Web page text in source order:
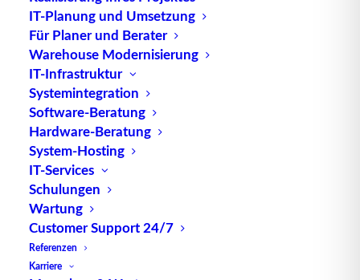
IT-Planung und Umsetzung
Für Planer und Berater
Warehouse Modernisierung
IT-Infrastruktur
Systemintegration
Software-Beratung
Hardware-Beratung
System-Hosting
IT-Services
Schulungen
Wartung
Customer Support 24/7
Referenzen
Karriere
TUP GmbH & Co. KG
Die kombinierbare Lagerverwaltungs-Software von
TUP, liefert dank ihrer Flexibilität immer die
effektivste Lösung und ist zudem in hohem Maße
wiederverwendbar.